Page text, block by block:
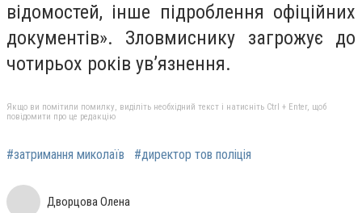
відомостей, інше підроблення офіційних
документів». Зловмиснику загрожує до
чотирьох років ув’язнення.
Якщо ви помітили помилку, виділіть необхідний текст і натисніть Ctrl + Enter, щоб
повідомити про це редакцію
#затримання миколаїв #директор тов поліція
Дворцова Олена